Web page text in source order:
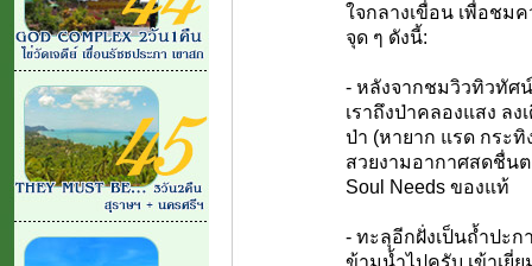
ใจกลางเขื่อน เพื่อชม
จุด ๆ ดังนี้:
- หลังจากชมวิวทิวทัศ
เราถึงป่าคลองแสง ล
ป่า (หายาก แรด กระ
สวยงามอากาศสดชื่น
Soul Needs ของแท้
- ทะลุอีกฝั่งเป็นถ้ำปะ
ข้ามน้ำไปครับ เข้าเยี่